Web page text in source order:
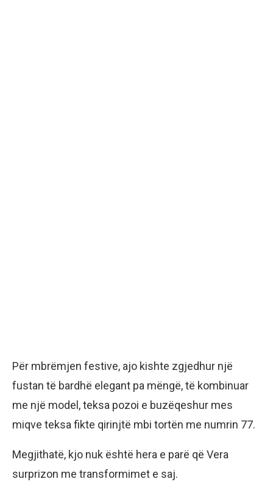
Për mbrëmjen festive, ajo kishte zgjedhur një
fustan të bardhë elegant pa mëngë, të kombinuar
me një model, teksa pozoi e buzëqeshur mes
miqve teksa fikte qirinjtë mbi tortën me numrin 77.
Megjithatë, kjo nuk është hera e parë që Vera
surprizon me transformimet e saj.